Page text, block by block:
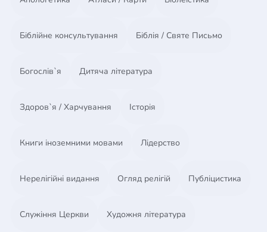
Біблійне консультування Біблія / Святе Письмо
Богослів`я Дитяча література
Здоров`я / Харчування Історія
Книги іноземними мовами Лідерство
Нерелігійні видання Огляд релігій Публіцистика
Служіння Церкви Художня література